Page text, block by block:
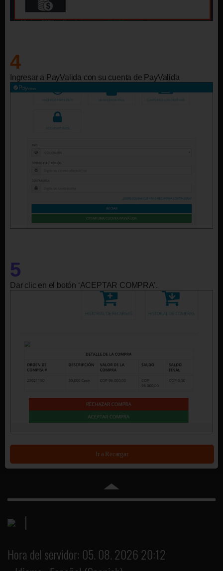
4
Ingresar a PayValida con su cuenta de PayValida
5
Dar clic en el botón ‘ACEPTAR COMPRA’.
Ir a Recargar
Hora del servidor: 05. 08. 2026 20:12